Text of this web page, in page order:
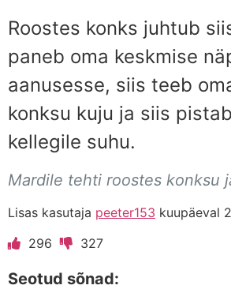
Roostes konks juhtub
paneb oma keskmise
aanusesse, siis teeb
konksu kuju ja siis
kellegile suhu.
Mardile tehti roostes konksu
Lisas kasutaja peeter153 kuupäeval
296
327
Seotud sõnad: